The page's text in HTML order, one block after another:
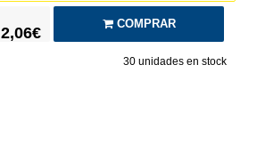
2,06€
COMPRAR
30unidades en stock